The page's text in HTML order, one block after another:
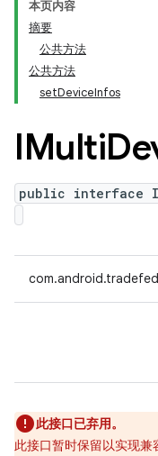
本页内容
摘要
公共方法
公共方法
setDeviceInfos
IMulti
public interface
此接口已弃用。
此接口暂时保留以实现